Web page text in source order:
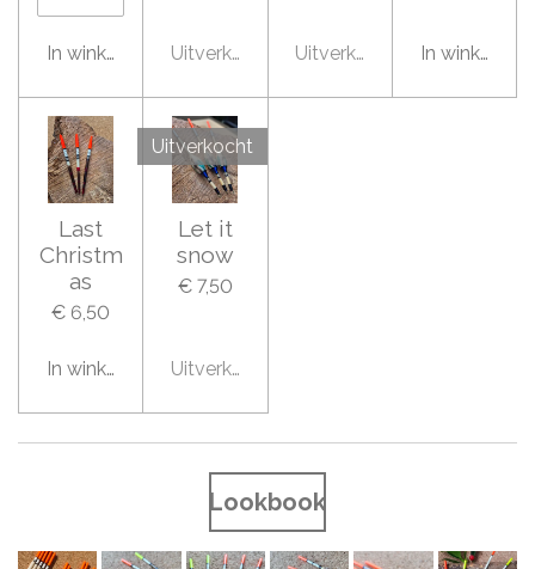
In winkelwagenUitverkocht Uitverkocht In
Last
Christm
as
€ 6,50
In winkelwagen
Uitverkocht
Let it
snow
€ 7,50
Uitverkocht
Lookbook